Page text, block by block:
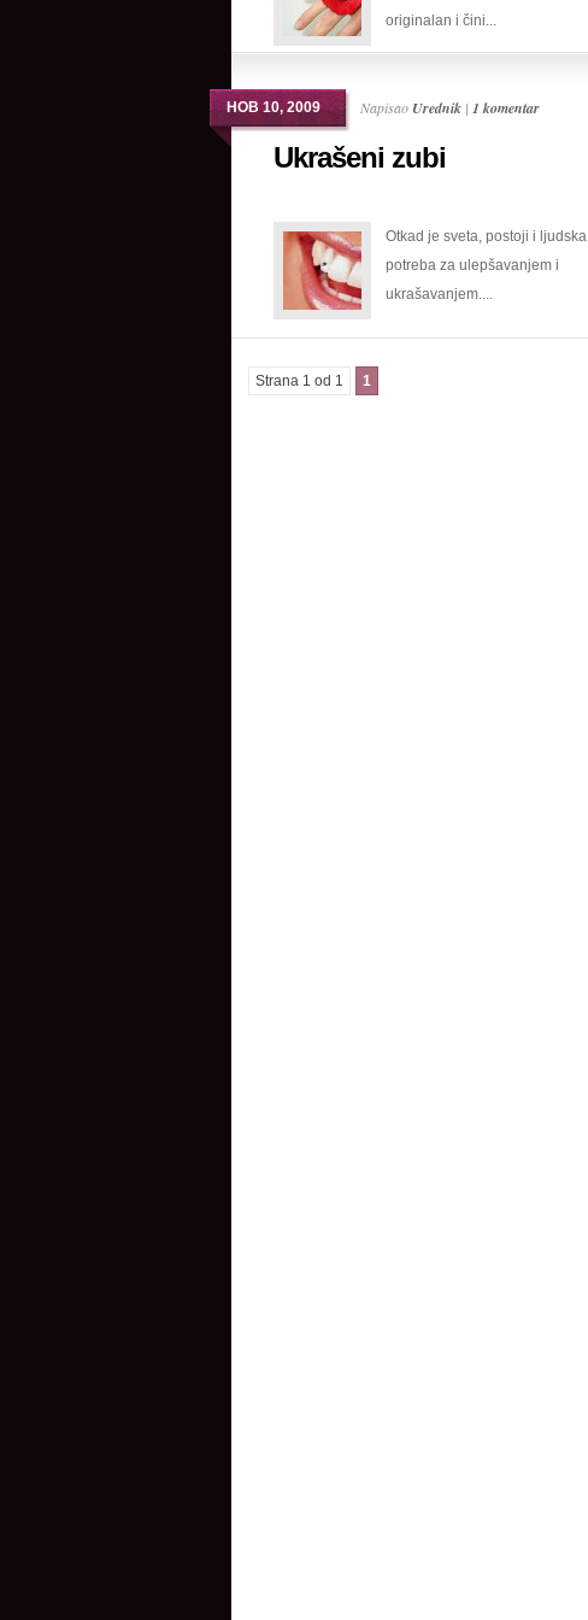
zimu
originalan i čini...
НОВ 10, 2009 Napisao Urednik | 1 komentar
Ukrašeni zubi
Otkad je sveta, postoji i ljudska
potreba za ulepšavanjem i
ukrašavanjem....
Strana 1 od 1 1